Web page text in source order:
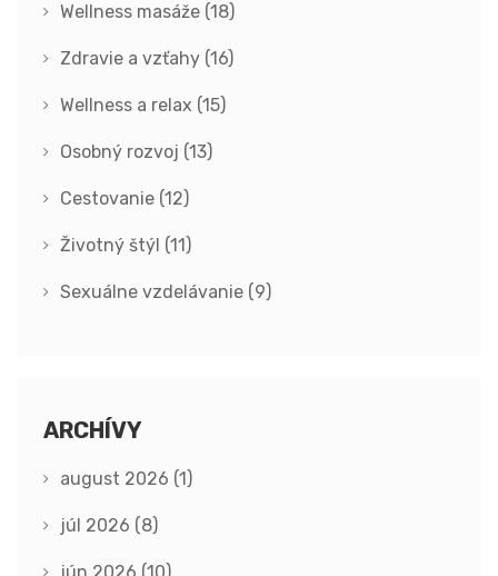
Wellness masáže (18)
Zdravie a vzťahy (16)
Wellness a relax (15)
Osobný rozvoj (13)
Cestovanie (12)
Životný štýl (11)
Sexuálne vzdelávanie (9)
ARCHÍVY
august 2026 (1)
júl 2026 (8)